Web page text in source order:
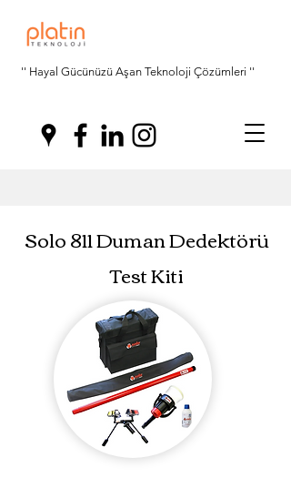
'' Hayal Gücünüzü Aşan Teknoloji Çözümleri ''
Solo 811 Duman Dedektörü
Test Kiti